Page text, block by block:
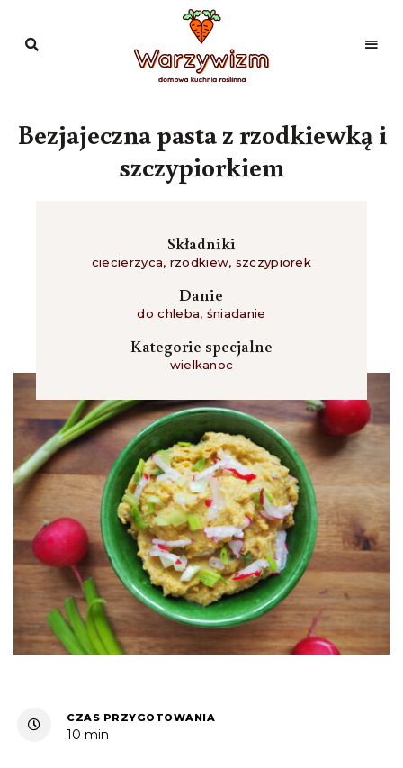
Domowa
Bezjajeczna pasta z rzodkiewką i
szczypiorkiem
Składniki
ciecierzyca, rzodkiew, szczypiorek
Danie
do chleba, śniadanie
Kategorie specjalne
wielkanoc
CZAS PRZYGOTOWANIA
10 min